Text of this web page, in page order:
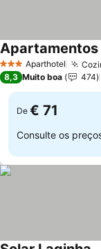
3 EstrelasAparthotel
Apartamentos
8,3 Muito boa 474
De € 71
Consulte os